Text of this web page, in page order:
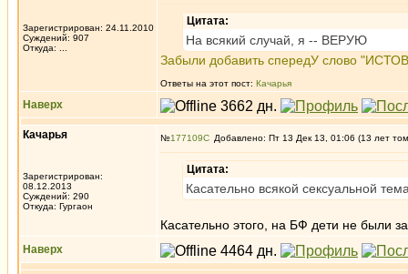
Зарегистрирован: 24.11.2010
Суждений: 907
Откуда: ...
Цитата:
На всякий случай, я -- ВЕРУЮ
Забыли добавить спередУ слово
Ответы на этот пост: Качарья
Наверх
Качарья
Зарегистрирован:
08.12.2013
Суждений: 290
Откуда: Гургаон
№177109 Добавлено: Пт 13 Дек 13, 01:06 (13 лет
Цитата:
Касательно всякой сексуальной
Касательно этого, на БФ дети не были
Наверх